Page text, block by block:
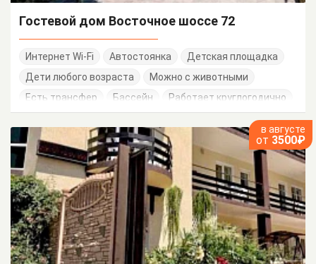
Гостевой дом Восточное шоссе 72
Интернет Wi-Fi Автостоянка
Детская площадка
Дети любого возраста
Можно с животными
Есть трансфер
Бассейн Работает круглогодично
в августе
от 3500₽